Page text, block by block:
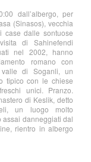
dall’albergo, per
(Sinasos), vecchia
case dalle sontuose
di Sahinefendi
nel 2002, hanno
romano con
valle di Soganli, un
tipico con le chiese
unici. Pranzo.
di Keslik, detto
un luogo molto
assai danneggiati dal
rientro in albergo